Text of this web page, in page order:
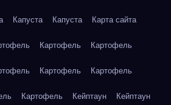
Капуста Капуста Карта сайта
Картофель Картофель
Картофель Картофель
Картофель Кейптаун Кейптаун